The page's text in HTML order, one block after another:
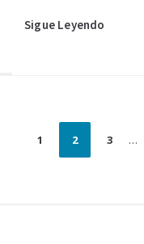
Sigue Leyendo
Paginación
1 2 3 …